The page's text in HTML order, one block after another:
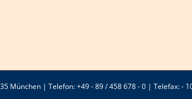
München | Telefon: +49 - 89 / 458 678 - 0 | Telefax: -